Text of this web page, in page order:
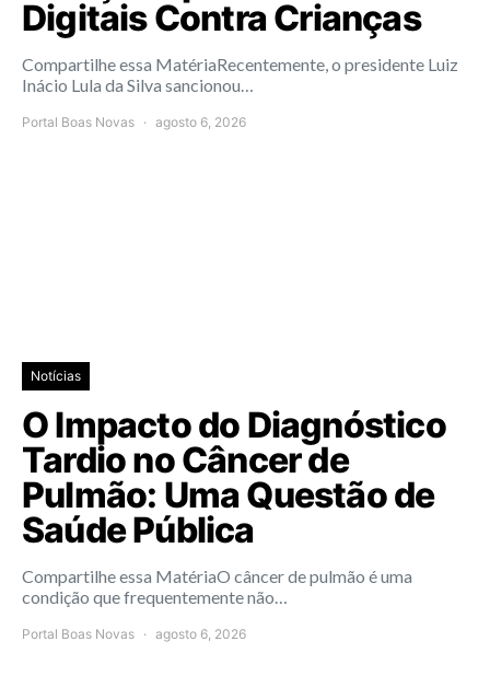
Digitais Contra Crianças
Compartilhe essa MatériaRecentemente, o presidente Luiz
Inácio Lula da Silva sancionou…
Portal Boas Novas agosto 6, 2026
Notícias
O Impacto do Diagnóstico
Tardio no Câncer de
Pulmão: Uma Questão de
Saúde Pública
Compartilhe essa MatériaO câncer de pulmão é uma
condição que frequentemente não…
Portal Boas Novas agosto 6, 2026